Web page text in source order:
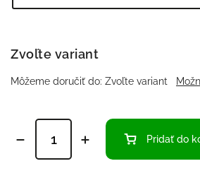
Zvoľte variant
Môžeme doručiť do: Zvoľte variant
Pridať do